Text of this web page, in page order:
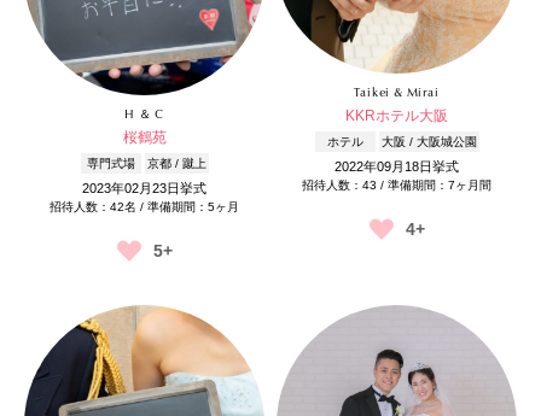
H ＆ C
桜鶴苑
専門式場 京都 / 蹴上
2023年02月23日挙式
招待人数：42名 / 準備期間：5ヶ月
5+
Taikei & Mirai
KKRホテル大阪
ホテル 大阪 / 大阪城公園
2022年09月18日挙式
招待人数：43 / 準備期間：7ヶ月間
4+